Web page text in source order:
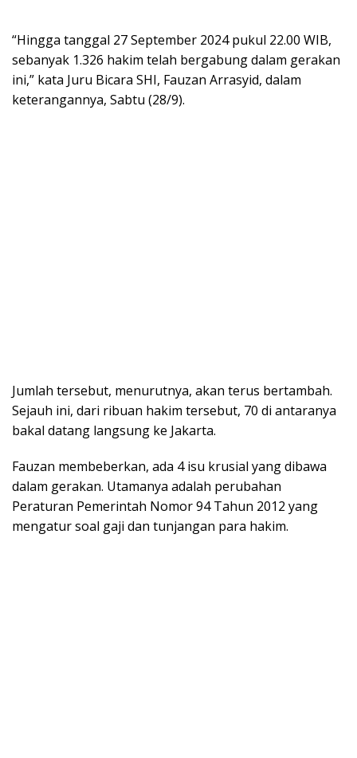
“Hingga tanggal 27 September 2024 pukul 22.00 WIB,
sebanyak 1.326 hakim telah bergabung dalam gerakan
ini,” kata Juru Bicara SHI, Fauzan Arrasyid, dalam
keterangannya, Sabtu (28/9).
Jumlah tersebut, menurutnya, akan terus bertambah.
Sejauh ini, dari ribuan hakim tersebut, 70 di antaranya
bakal datang langsung ke Jakarta.
Fauzan membeberkan, ada 4 isu krusial yang dibawa
dalam gerakan. Utamanya adalah perubahan
Peraturan Pemerintah Nomor 94 Tahun 2012 yang
mengatur soal gaji dan tunjangan para hakim.